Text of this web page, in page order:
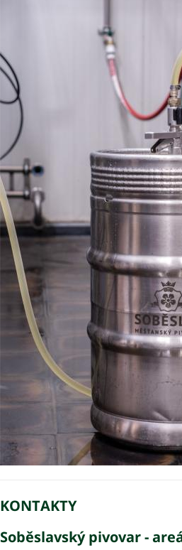
KONTAKTY
Soběslavský pivovar -